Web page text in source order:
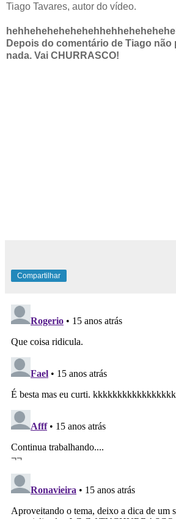
Tiago Tavares, autor do vídeo.
Depois do comentário de Tiago não
nada. Vai CHURRASCO!
Compartilhar